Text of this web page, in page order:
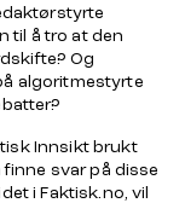
til å tro at den
Og
algoritmestyrte
Innsikt brukt
svar på disse
i Faktisk.no, vil